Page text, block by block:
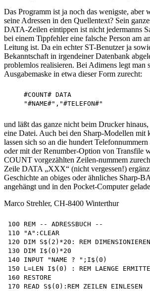
Das Programm ist ja noch das wenigste, aber
seine Adressen in den Quellentext? Sein
DATA-Zeilen eintippen ist nicht jedermanns
bei einem Tippfehler eine falsche Person am
Leitung ist. Da ein echter ST-Benutzer ja
Bekanntschaft in irgendeiner Datenbank
problemlos realisieren. Bei Adimens legt man
Ausgabemaske in etwa dieser Form zurecht:
    #COUNT# DATA
und läßt das ganze nicht beim Drucker
eine Datei. Auch bei den Sharp-Modellen mit
lassen sich so an die hundert
oder mit der Renumber-Option von Transfile
COUNT vorgezählten Zeilen-nummem
Zeile DATA „XXX“ (nicht vergessen!)
Geschichte an obiges oder ähnliches Sharp-
angehängt und in den Pocket-Computer
Marco Strehler, CH-8400 Winterthur
100 REM -- ADRESSBUCH --
110 "A":CLEAR
120 DIM S$(2)*20: REM
130 DIM I$(0)*20
140 INPUT "NAME ? ";I$(0)
150 L=LEN I$(0) : REM LAENGE
160 RESTORE
170 READ S$(0):REM ZEILEN EINLESEN